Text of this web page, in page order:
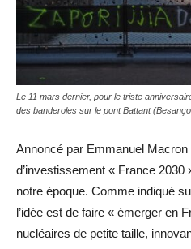
Le 11 mars dernier, pour le triste
des banderoles sur le pont Battant
Annoncé par Emmanuel Macron
d’investissement « France
notre époque. Comme indiqué
l’idée est de faire « émerger en
nucléaires de petite taille,